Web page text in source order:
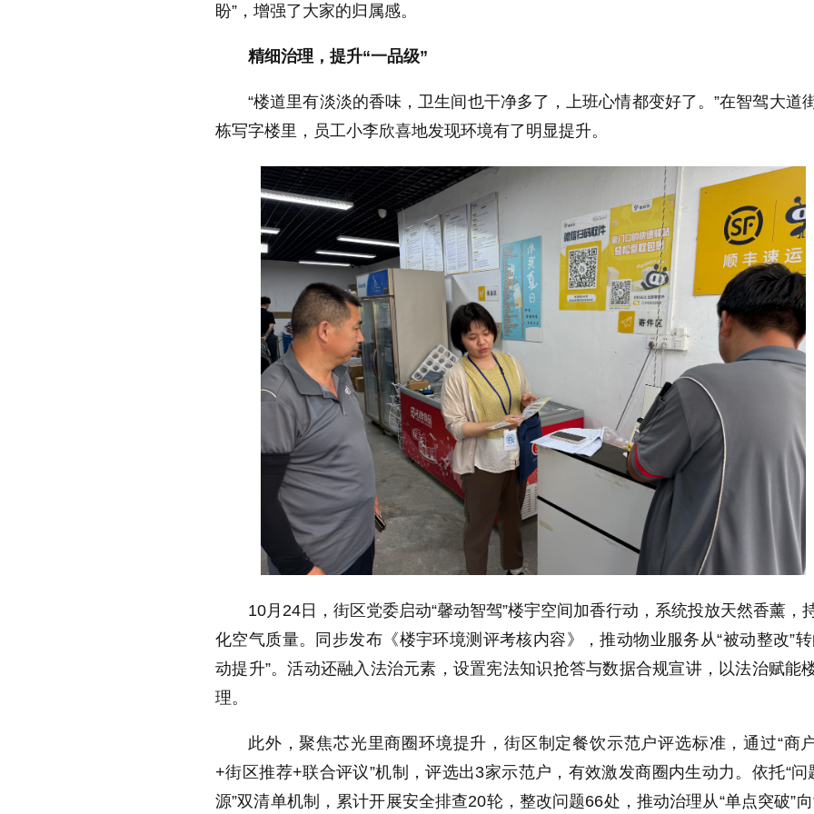
盼”，增强了大家的归属感。
精细治理，提升“一品级”
“楼道里有淡淡的香味，卫生间也干净多了，上班心情都变好了。”在智驾大道
栋写字楼里，员工小李欣喜地发现环境有了明显提升。
10月24日，街区党委启动“馨动智驾”楼宇空间加香行动，系统投放天然香薰，
化空气质量。同步发布《楼宇环境测评考核内容》，推动物业服务从“被动整改”转
动提升”。活动还融入法治元素，设置宪法知识抢答与数据合规宣讲，以法治赋能
理。
此外，聚焦芯光里商圈环境提升，街区制定餐饮示范户评选标准，通过“商
+街区推荐+联合评议”机制，评选出3家示范户，有效激发商圈内生动力。依托“问
源”双清单机制，累计开展安全排查20轮，整改问题66处，推动治理从“单点突破”向